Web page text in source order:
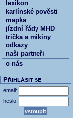
lexikon
karlínské pověsti
mapka
jízdní řády MHD
trička a mikiny
odkazy
naši partneři
o nás
PŘIHLÁSIT SE
email:
heslo: